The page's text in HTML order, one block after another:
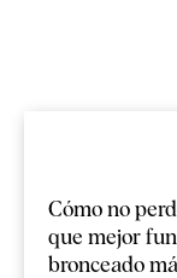
Cómo no
que mejor
bronceado